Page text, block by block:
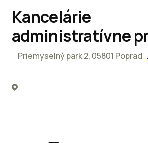
Kancelárie
administratívne
Priemyselný park 2, 05801 Poprad